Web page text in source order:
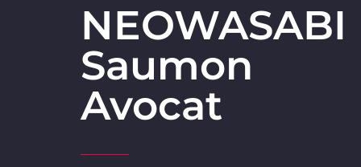
NEOWASABI
Saumon
Avocat